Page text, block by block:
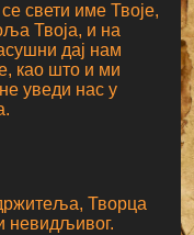
свети име Твоје,
Твоја, и на
дај нам
као што и ми
уведи нас у
Творца
невидљивог.